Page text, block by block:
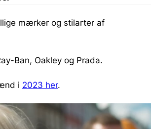
mærker og stilarter af
Ban, Oakley og Prada.
i 2023 her.